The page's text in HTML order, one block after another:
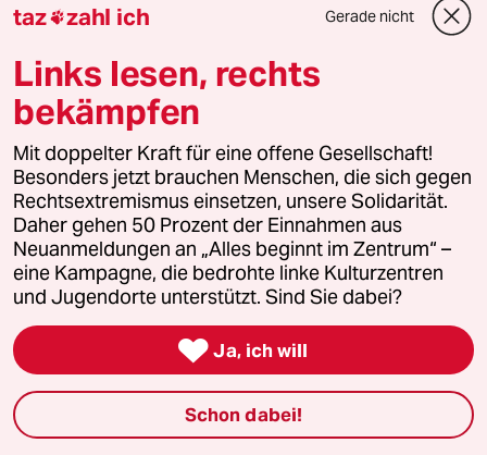
Vergangene
taz lab 2027
Mehr taz Lesestoff
taz Blogs
taz FUTURZWEI
Le Monde diplomatique
taz Archiv
taz zahl ich Gerade nicht
Links lesen, rechts
bekämpfen
Mit doppelter Kraft für eine offene Gesellschaft!
Besonders jetzt brauchen Menschen, die sich gegen
Rechtsextremismus einsetzen, unsere Solidarität.
Daher gehen 50 Prozent der Einnahmen aus
Neuanmeldungen an „Alles beginnt im Zentrum“ –
eine Kampagne, die bedrohte linke Kulturzentren
und Jugendorte unterstützt. Sind Sie dabei?
 Ja, ich will
Schon dabei!